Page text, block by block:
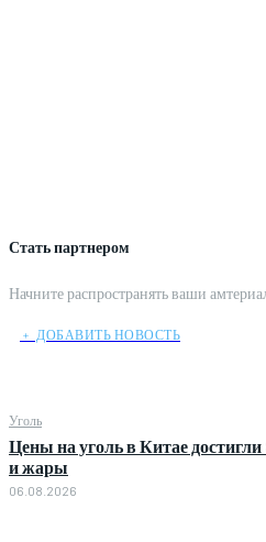
Стать партнером
Начните распространять ваши
﹢ ДОБАВИТЬ НОВОСТЬ
Уголь
Цены на уголь в Китае достигли
и жары
06.08.2026